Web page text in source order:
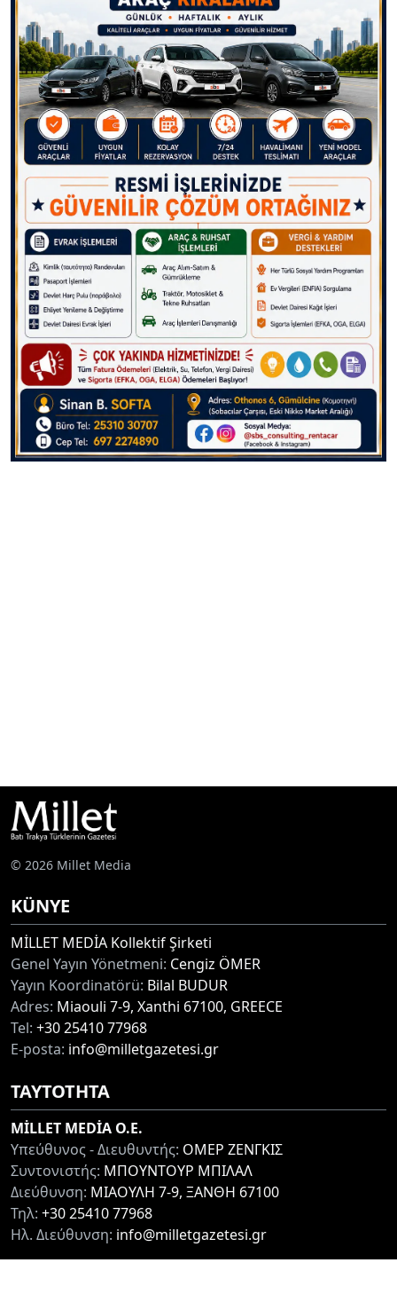
© 2026 Millet Media
KÜNYE
MİLLET MEDİA Kollektif Şirketi
Genel Yayın Yönetmeni: Cengiz ÖMER
Yayın Koordinatörü: Bilal BUDUR
Adres: Miaouli 7-9, Xanthi 67100, GREECE
Tel: +30 25410 77968
E-posta: info@milletgazetesi.gr
ΤΑΥΤΟΤΗΤΑ
MİLLET MEDİA O.E.
Υπεύθυνος - Διευθυντής: ΟΜΕΡ ΖΕΝΓΚΙΣ
Συντονιστής: ΜΠΟΥΝΤΟΥΡ ΜΠΙΛΑΛ
Διεύθυνση: ΜΙΑΟΥΛΗ 7-9, ΞΑΝΘΗ 67100
Τηλ: +30 25410 77968
Ηλ. Διεύθυνση: info@milletgazetesi.gr